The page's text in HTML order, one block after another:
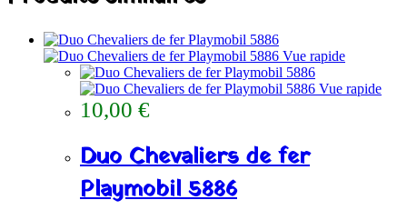
Vue rapide
Vue rapide
10,00 €
Duo Chevaliers de fer
Playmobil 5886